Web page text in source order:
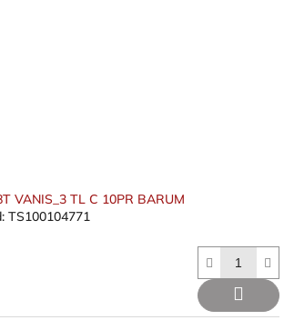
VANIS_3 TL C 10PR BARUM
TS100104771